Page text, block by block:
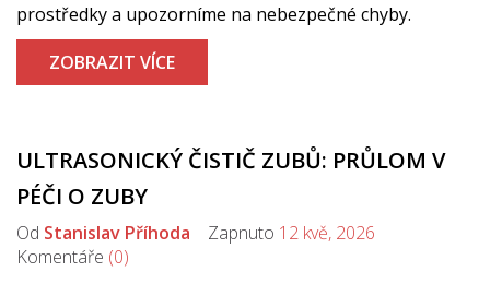
prostředky a upozorníme na nebezpečné chyby.
ZOBRAZIT VÍCE
ULTRASONICKÝ ČISTIČ ZUBŮ: PRŮLOM V
PÉČI O ZUBY
Od Stanislav Příhoda Zapnuto 12 kvě, 2026
Komentáře (0)